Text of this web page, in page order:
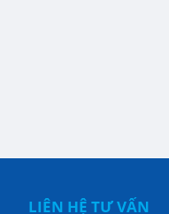
LIÊN HỆ TƯ VẤN